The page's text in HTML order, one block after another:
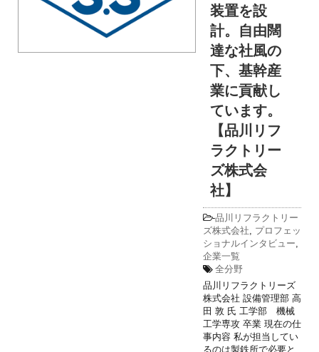
装置を設
計。自由闊
達な社風の
下、基幹産
業に貢献し
ています。
【品川リフ
ラクトリー
ズ株式会
社】
-品川リフラクトリー
ズ株式会社, プロフェッ
ショナルインタビュー,
企業一覧
全分野
品川リフラクトリーズ
株式会社 設備管理部 高
田 敦 氏 工学部 機械
工学専攻 卒業 現在の仕
事内容 私が担当してい
るのは製鉄所で必要と